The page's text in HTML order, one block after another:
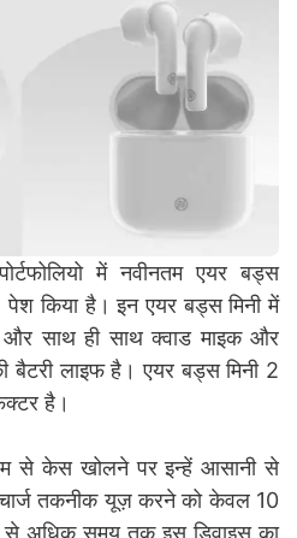
में नवीनतम एयर बड्स
किया है। इन एयर बड्स मिनी में
और साथ ही साथ क्वाड माइक और
लाइफ है। एयर बड्स मिनी 2
है।
से केस खोलने पर इन्हें आसानी से
तकनीक यूज़ करने को केवल 10
से अधिक समय तक इस डिवाइस का